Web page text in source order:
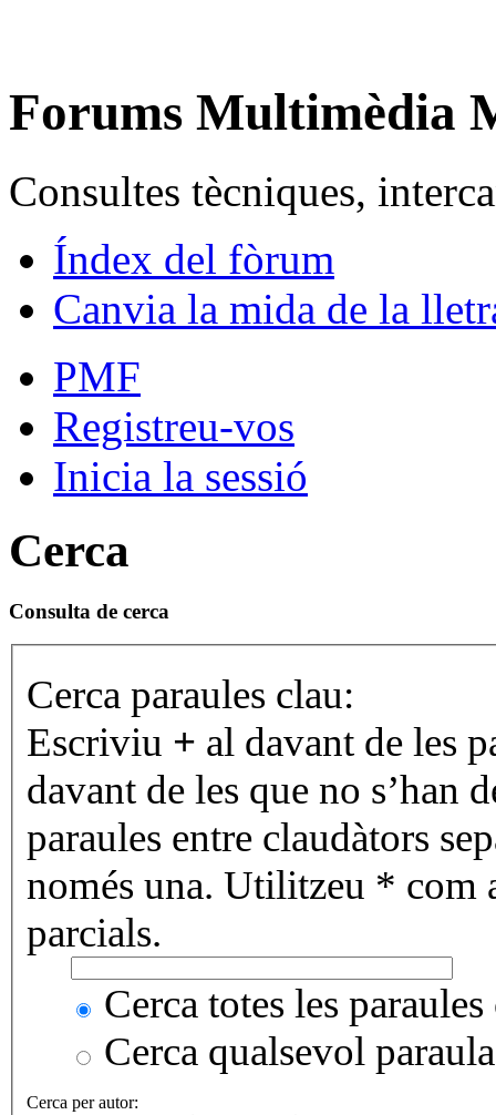
Forums Multimèdia
Consultes tècniques,
Índex del fòrum
Canvia la mida de la
PMF
Registreu-vos
Inicia la sessió
Cerca
Consulta de cerca
Cerca paraules clau:
Escriviu + al davant de les
davant de les que no s’han
paraules entre claudàtors
només una. Utilitzeu * com
parcials.
Cerca totes les
Cerca qualsevol paraula
Cerca per autor: